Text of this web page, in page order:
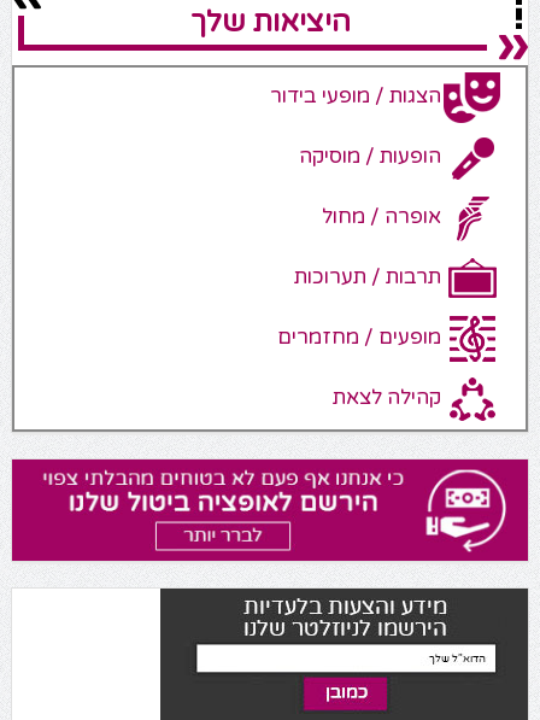
היציאות שלך
הצגות / מופעי בידור
הופעות / מוסיקה
אופרה / מחול
תרבות / תערוכות
מופעים / מחזמרים
קהילה לצאת